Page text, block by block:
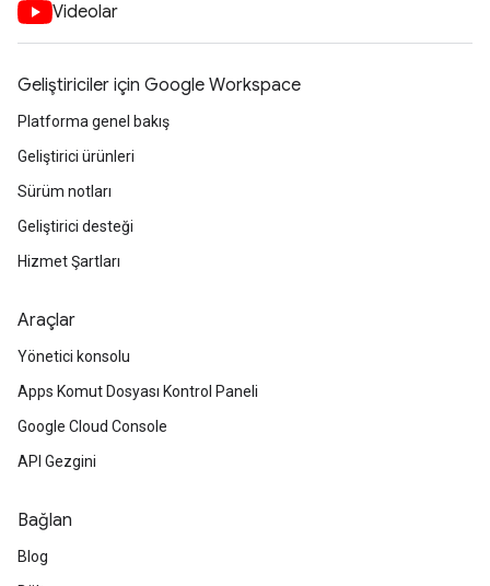
Videolar
Geliştiriciler için Google Workspace
Platforma genel bakış
Geliştirici ürünleri
Sürüm notları
Geliştirici desteği
Hizmet Şartları
Araçlar
Yönetici konsolu
Apps Komut Dosyası Kontrol Paneli
Google Cloud Console
API Gezgini
Bağlan
Blog